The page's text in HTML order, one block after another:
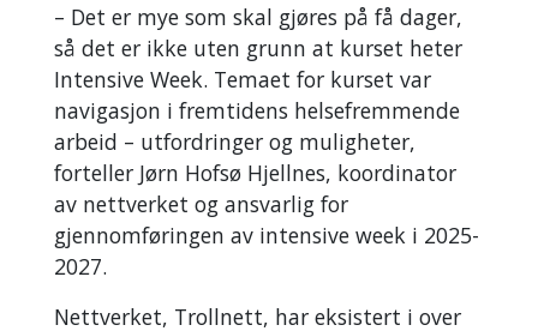
– Det er mye som skal gjøres på få dager,
så det er ikke uten grunn at kurset heter
Intensive Week. Temaet for kurset var
navigasjon i fremtidens helsefremmende
arbeid – utfordringer og muligheter,
forteller Jørn Hofsø Hjellnes, koordinator
av nettverket og ansvarlig for
gjennomføringen av intensive week i 2025-
2027.
Nettverket, Trollnett, har eksistert i over